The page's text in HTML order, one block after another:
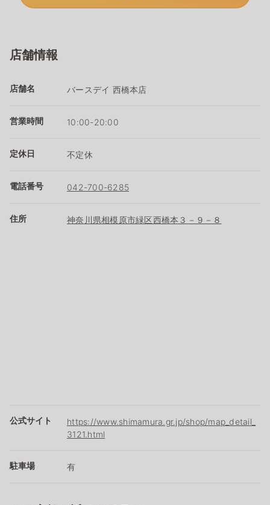
店舗情報
店舗名 バースデイ 西橋本店
営業時間 10:00-20:00
定休日 不定休
電話番号 042-700-6285
住所 神奈川県相模原市緑区西橋本３－９－８
公式サイト
https://www.shimamura.gr.jp/shop/map_detail_
3121.html
駐車場 有